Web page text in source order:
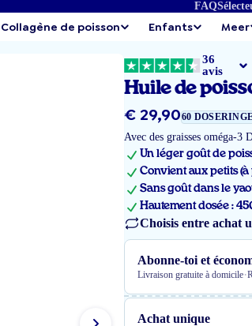
FAQ
Collagène de poisson Enfants Meer
36
avis
Huile de
Prix
régulier
€ 29,9060
Avec des graisses oméga-
Un léger goût de
Convient aux petits
Sans goût dans le
Hautement dosée :
Choisis entre achat
Abonne-toi et
Livraison gratuite à domicile·
Achat unique